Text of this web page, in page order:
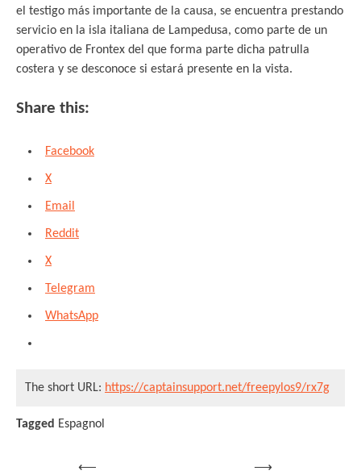
el testigo más importante de la causa, se encuentra prestando
servicio en la isla italiana de Lampedusa, como parte de un
operativo de Frontex del que forma parte dicha patrulla
costera y se desconoce si estará presente en la vista.
Share this:
Facebook
X
Email
Reddit
X
Telegram
WhatsApp
The short URL: https://captainsupport.net/freepylos9/rx7g
Tagged Espagnol
⟵
⟶